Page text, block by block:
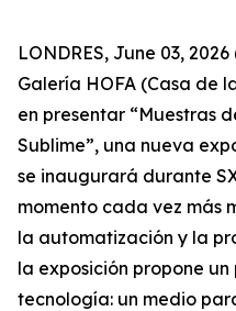
LONDRES, June 03,
Galería HOFA (Casa de
en presentar “Muestras
Sublime”, una nueva
se inaugurará durante
momento cada vez más
la automatización y la
la exposición propone
tecnología: un medio